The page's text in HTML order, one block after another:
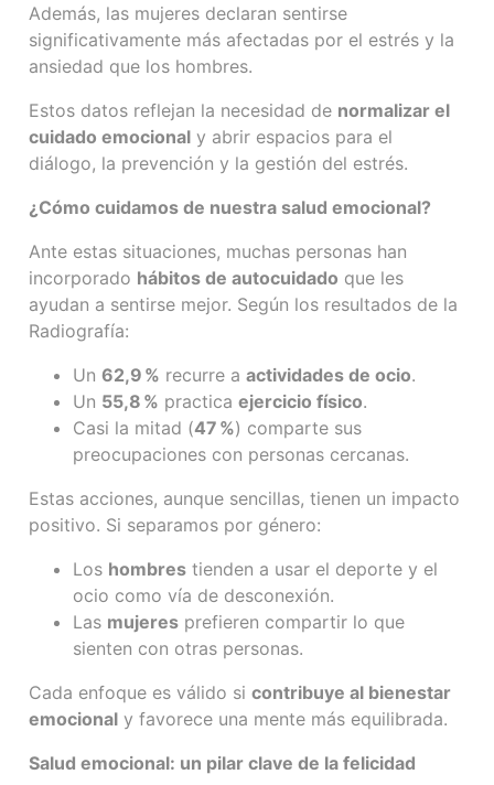
Además, las mujeres declaran sentirse
significativamente más afectadas por el estrés y la
ansiedad que los hombres.
Estos datos reflejan la necesidad de normalizar el
cuidado emocional y abrir espacios para el
diálogo, la prevención y la gestión del estrés.
¿Cómo cuidamos de nuestra salud emocional?
Ante estas situaciones, muchas personas han
incorporado hábitos de autocuidado que les
ayudan a sentirse mejor. Según los resultados de la
Radiografía:
Un62,9 % recurre aactividades de ocio.
Un 55,8 % practicaejercicio físico.
Casi la mitad (47 %) comparte sus
preocupaciones con personas cercanas.
Estas acciones, aunque sencillas, tienen un impacto
positivo. Si separamos por género:
Los hombres tienden a usar el deporte y el
ocio como vía de desconexión.
Las mujeres prefieren compartir lo que
sienten con otras personas.
Cada enfoque es válido sicontribuye al bienestar
emocional y favorece una mente más equilibrada.
Salud emocional: un pilar clave de la felicidad